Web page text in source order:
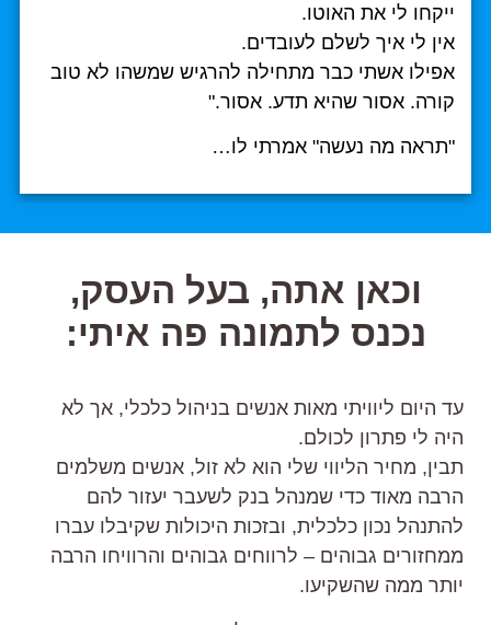
ייקחו לי את האוטו.
אין לי איך לשלם לעובדים.
אפילו אשתי כבר מתחילה להרגיש שמשהו לא טוב
קורה. אסור שהיא תדע. אסור."
"תראה מה נעשה" אמרתי לו…
וכאן אתה, בעל העסק,
נכנס לתמונה פה איתי:
עד היום ליוויתי מאות אנשים בניהול כלכלי, אך לא
היה לי פתרון לכולם.
תבין, מחיר הליווי שלי הוא לא זול, אנשים משלמים
הרבה מאוד כדי שמנהל בנק לשעבר יעזור להם
להתנהל נכון כלכלית, ובזכות היכולות שקיבלו עברו
ממחזורים גבוהים – לרווחים גבוהים והרוויחו הרבה
יותר ממה שהשקיעו.